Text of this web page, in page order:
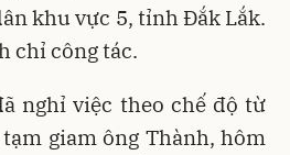
khu vực 5, tỉnh Đắk Lắk.
chỉ công tác.
nghỉ việc theo chế độ từ
giam ông Thành, hôm